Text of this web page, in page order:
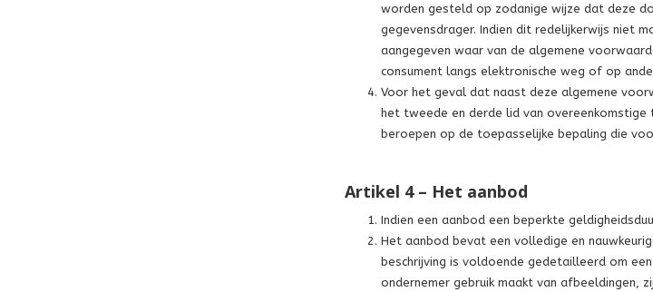
worden gesteld op zodanige wijze dat deze
gegevensdrager. Indien dit redelijkerwijs niet
aangegeven waar van de algemene
consument langs elektronische weg of op
Voor het geval dat naast deze algemene
het tweede en derde lid van overeenkomstige
beroepen op de toepasselijke bepaling die
Artikel 4 – Het aanbod
Indien een aanbod een beperkte
Het aanbod bevat een volledige en
beschrijving is voldoende gedetailleerd om
ondernemer gebruik maakt van afbeeldingen,